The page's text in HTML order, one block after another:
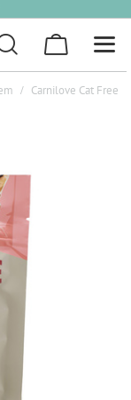
Carnilove Cat